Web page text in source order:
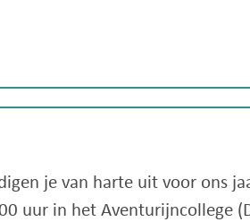
je van harte uit voor ons
uur in het Aventurijncollege